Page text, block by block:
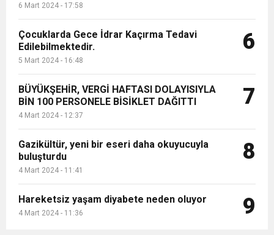
6 Mart 2024 - 17:58
Çocuklarda Gece İdrar Kaçırma Tedavi
Edilebilmektedir.
5 Mart 2024 - 16:48
6
BÜYÜKŞEHİR, VERGİ HAFTASI DOLAYISIYLA
BİN 100 PERSONELE BİSİKLET DAĞITTI
4 Mart 2024 - 12:37
7
Gazikültür, yeni bir eseri daha okuyucuyla
buluşturdu
4 Mart 2024 - 11:41
8
Hareketsiz yaşam diyabete neden oluyor
4 Mart 2024 - 11:36 9